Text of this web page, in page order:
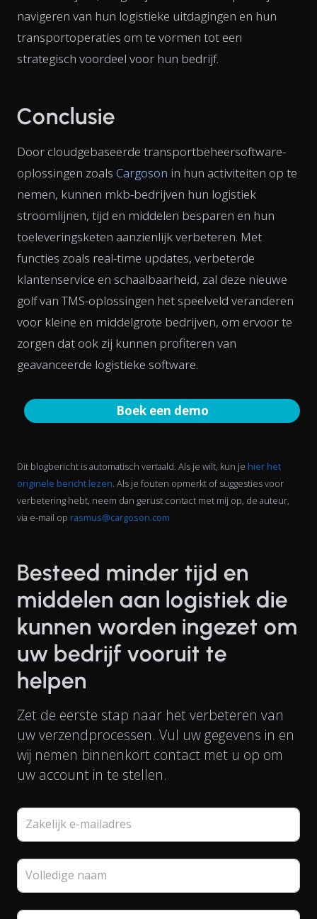
navigeren van hun logistieke uitdagingen en hun
transportoperaties om te vormen tot een
strategisch voordeel voor hun bedrijf.
Conclusie
Door cloudgebaseerde transportbeheersoftware-
oplossingen zoals Cargoson in hun activiteiten op te
nemen, kunnen mkb-bedrijven hun logistiek
stroomlijnen, tijd en middelen besparen en hun
toeleveringsketen aanzienlijk verbeteren. Met
functies zoals real-time updates, verbeterde
klantenservice en schaalbaarheid, zal deze nieuwe
golf van TMS-oplossingen het speelveld veranderen
voor kleine en middelgrote bedrijven, om ervoor te
zorgen dat ook zij kunnen profiteren van
geavanceerde logistieke software.
Boek een demo
Dit blogbericht is automatisch vertaald. Als je wilt, kun je hier het
originele bericht lezen. Als je fouten opmerkt of suggesties voor
verbetering hebt, neem dan gerust contact met mij op, de auteur,
via e-mail op rasmus@cargoson.com
Besteed minder tijd en
middelen aan logistiek die
kunnen worden ingezet om
uw bedrijf vooruit te
helpen
Zet de eerste stap naar het verbeteren van
uw verzendprocessen. Vul uw gegevens in en
wij nemen binnenkort contact met u op om
uw account in te stellen.
Zakelijk e-mailadres
Volledige naam